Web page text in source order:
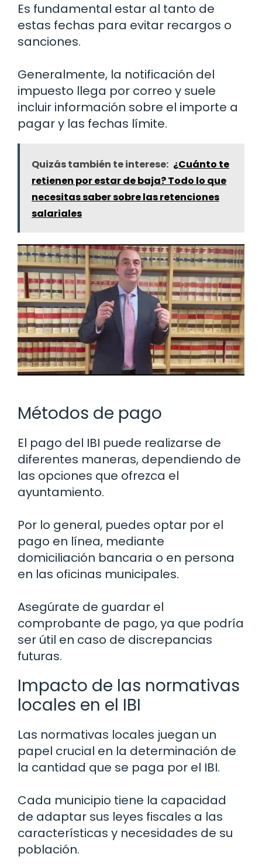
Es fundamental estar al tanto de
estas fechas para evitar recargos o
sanciones.
Generalmente, la notificación del
impuesto llega por correo y suele
incluir información sobre el importe a
pagar y las fechas límite.
Quizás también te interese: ¿Cuánto te
retienen por estar de baja? Todo lo que
necesitas saber sobre las retenciones
salariales
Métodos de pago
El pago del IBI puede realizarse de
diferentes maneras, dependiendo de
las opciones que ofrezca el
ayuntamiento.
Por lo general, puedes optar por el
pago en línea, mediante
domiciliación bancaria o en persona
en las oficinas municipales.
Asegúrate de guardar el
comprobante de pago, ya que podría
ser útil en caso de discrepancias
futuras.
Impacto de las normativas
locales en el IBI
Las normativas locales juegan un
papel crucial en la determinación de
la cantidad que se paga por el IBI.
Cada municipio tiene la capacidad
de adaptar sus leyes fiscales a las
características y necesidades de su
población.